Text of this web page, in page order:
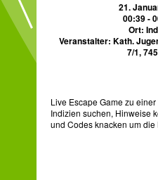
21.
00:39 -
Ort:
Veranstalter: Kath.
7/1,
Live Escape Game zu
Indizien suchen, Hinweise
und Codes knacken um